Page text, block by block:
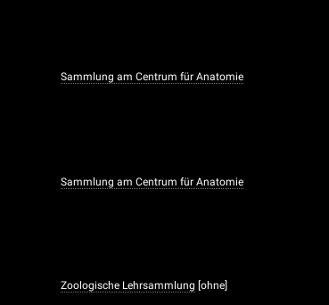
Sammlung am Centrum für Anatomie
Sammlung am Centrum für Anatomie
Zoologische Lehrsammlung [ohne]